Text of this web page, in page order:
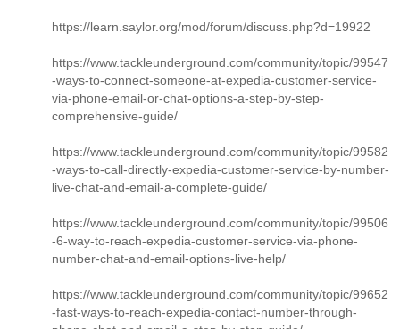
https://learn.saylor.org/mod/forum/discuss.php?d=19922
https://www.tackleunderground.com/community/topic/99547
-ways-to-connect-someone-at-expedia-customer-service-
via-phone-email-or-chat-options-a-step-by-step-
comprehensive-guide/
https://www.tackleunderground.com/community/topic/99582
-ways-to-call-directly-expedia-customer-service-by-number-
live-chat-and-email-a-complete-guide/
https://www.tackleunderground.com/community/topic/99506
-6-way-to-reach-expedia-customer-service-via-phone-
number-chat-and-email-options-live-help/
https://www.tackleunderground.com/community/topic/99652
-fast-ways-to-reach-expedia-contact-number-through-